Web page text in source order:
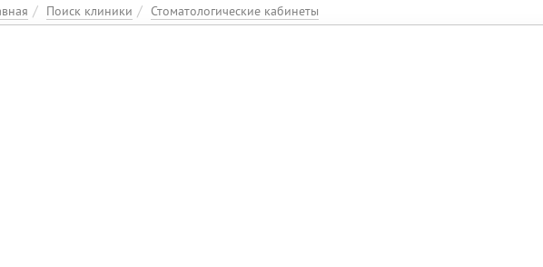
Поиск клиники Стоматологические кабинеты